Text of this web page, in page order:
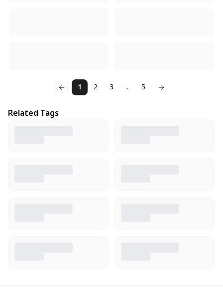
1 2 3 ... 5
Related Tags